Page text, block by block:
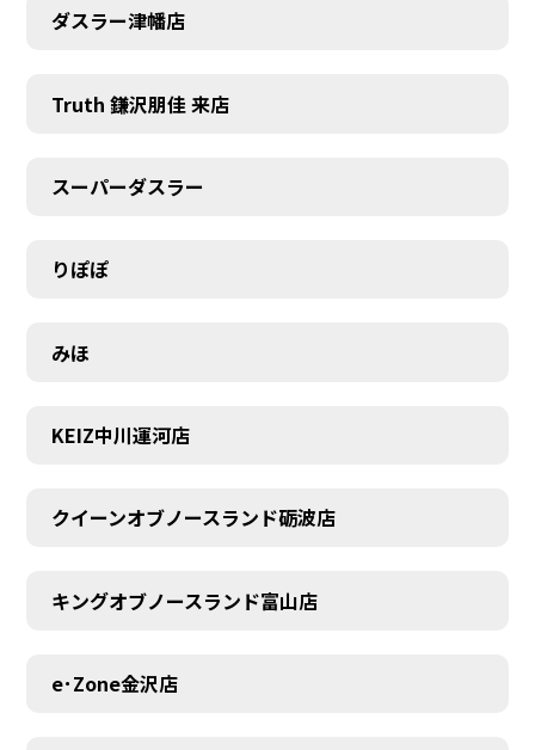
MEMBER
ダスラー津幡店
Truth 鎌沢朋佳 来店
スーパーダスラー
りぽぽ
みほ
KEIZ中川運河店
クイーンオブノースランド砺波店
キングオブノースランド富山店
e･Zone金沢店